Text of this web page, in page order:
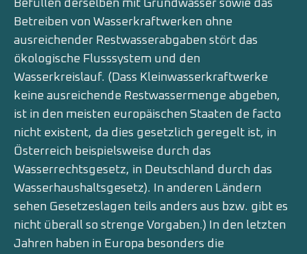
Befüllen derselben mit Grundwasser sowie das
Betreiben von Wasserkraftwerken ohne
ausreichender Restwasserabgaben stört das
ökolo­gische Flusssystem und den
Wasserkreislauf. (Dass Klein­wasserkraftwerke
keine ausreichende Restwassermenge abgeben,
ist in den meisten europäischen Staaten de facto
nicht existent, da dies gesetzlich geregelt ist, in
Österreich beispielsweise durch das
Wasserrechtsgesetz, in Deutschland durch das
Wasserhaushaltsgesetz). In anderen Ländern
sehen Gesetzeslagen teils anders aus bzw. gibt es
nicht überall so strenge Vorgaben.) In den letzten
Jah­ren haben in Europa besonders die